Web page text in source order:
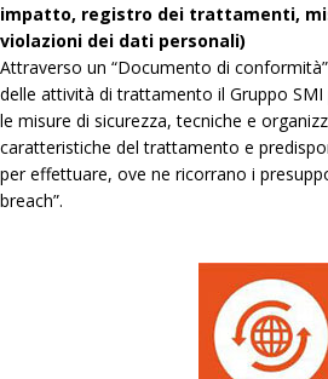
impatto, registro dei trattamenti,
violazioni dei dati personali)
Attraverso un “Documento di
delle attività di trattamento il Gruppo
le misure di sicurezza, tecniche e
caratteristiche del trattamento e
per effettuare, ove ne ricorrano i
breach”.